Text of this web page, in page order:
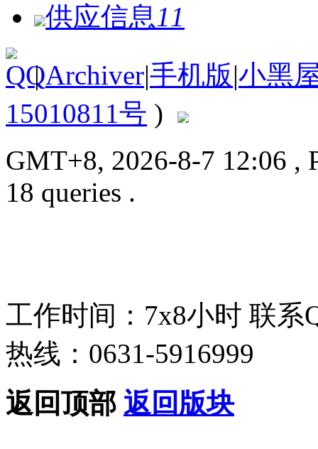
供应信息 11
| Archiver|手机版|小黑
15010811号 )
GMT+8, 2026-8-7 12:06 ,
18 queries .
工作时间：7x8小时 联系
热线：0631-5916999
返回顶部 返回版块